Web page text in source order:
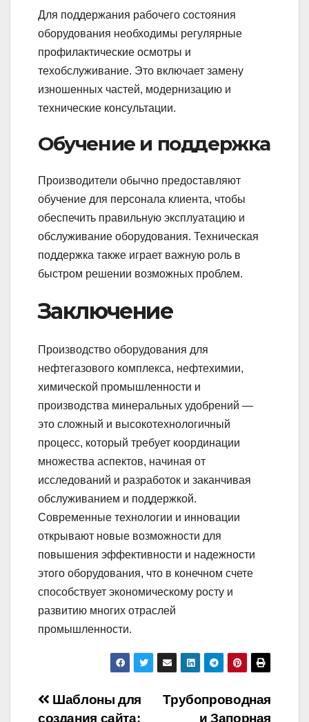
Для поддержания рабочего состояния
оборудования необходимы регулярные
профилактические осмотры и
техобслуживание. Это включает замену
изношенных частей, модернизацию и
технические консультации.
Обучение и поддержка
Производители обычно предоставляют
обучение для персонала клиента, чтобы
обеспечить правильную эксплуатацию и
обслуживание оборудования. Техническая
поддержка также играет важную роль в
быстром решении возможных проблем.
Заключение
Производство оборудования для
нефтегазового комплекса, нефтехимии,
химической промышленности и
производства минеральных удобрений —
это сложный и высокотехнологичный
процесс, который требует координации
множества аспектов, начиная от
исследований и разработок и заканчивая
обслуживанием и поддержкой.
Современные технологии и инновации
открывают новые возможности для
повышения эффективности и надежности
этого оборудования, что в конечном счете
способствует экономическому росту и
развитию многих отраслей
промышленности.
Навигация
Трубопроводная
и Запорная
Шаблоны для
создания сайта: